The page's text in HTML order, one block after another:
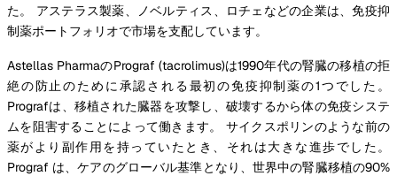
た。 アステラス製薬、ノベルティス、ロチェなどの企業は、免疫抑
制薬ポートフォリオで市場を支配しています。
Astellas PharmaのPrograf (tacrolimus)は1990年代の腎臓の移植の拒
絶の防止のために承認される最初の免疫抑制薬の1つでした。
Prografは、移植された臓器を攻撃し、破壊するから体の免疫システ
ムを阻害することによって働きます。 サイクスポリンのような前の
薬がより副作用を持っていたとき、それは大きな進歩でした。
Prograf は、ケアのグローバル基準となり、世界中の腎臓移植の90%